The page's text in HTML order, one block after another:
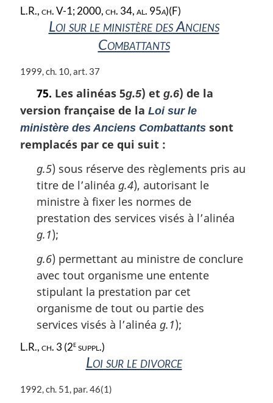
nL.R., ch. V-1; 2000, ch. 34, al. 95a)(F)
Loi sur le ministère des Anciens
Combattants
N
e
a
r
1999, ch. 10, art. 37
75. Les alinéas 5g.5) et g.6) de la
version française de la Loi sur le
ministère des Anciens Combattants sont
remplacés par ce qui suit :
g.5) sous réserve des règlements pris au
titre de l’alinéa g.4), autorisant le
ministre à fixer les normes de
prestation des services visés à l’alinéa
g.1);
g.6) permettant au ministre de conclure
avec tout organisme une entente
stipulant la prestation par cet
organisme de tout ou partie des
services visés à l’alinéa g.1);
L.R., ch. 3 (2e suppl.)
Loi sur le divorce
N
1992, ch. 51, par. 46(1)